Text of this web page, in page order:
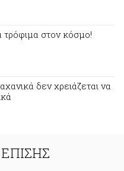
τρόφιμα στον κόσμο!
δεν χρειάζεται να